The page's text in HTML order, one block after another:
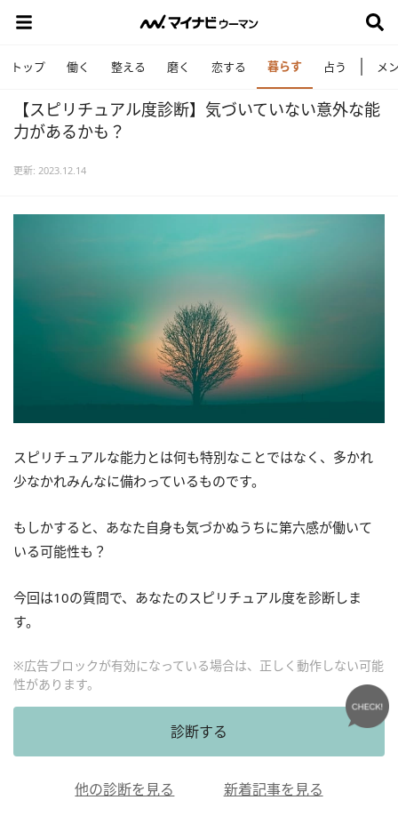
トップ 働く 整える 磨く 恋する 暮らす 占う メ
【スピリチュアル度診断】気づいていない意外な能
力があるかも？
更新: 2023.12.14
スピリチュアルな能力とは何も特別なことではなく、多かれ
少なかれみんなに備わっているものです。
もしかすると、あなた自身も気づかぬうちに第六感が働いて
いる可能性も？
今回は10の質問で、あなたのスピリチュアル度を診断しま
す。
※広告ブロックが有効になっている場合は、正しく動作しない可能
性があります。
診断する
他の診断を見る 新着記事を見る